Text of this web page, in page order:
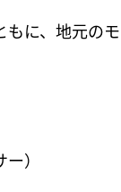
に、地元の
）